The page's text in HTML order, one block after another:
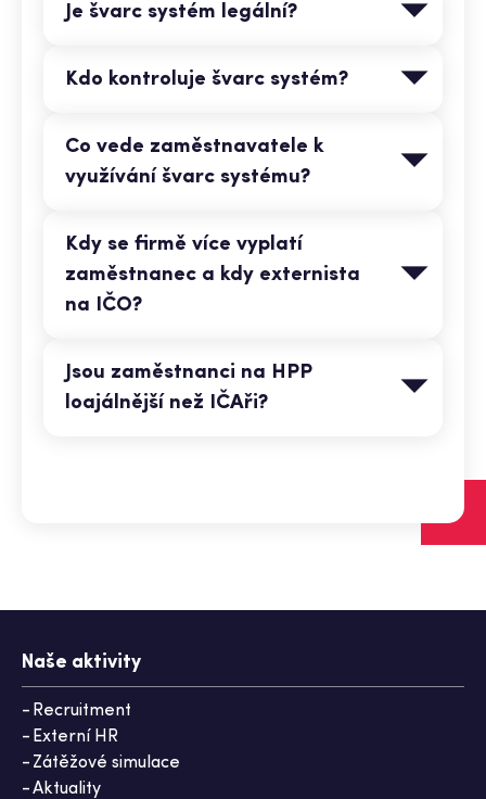
Je švarc systém legální?
Kdo kontroluje švarc systém?
Co vede zaměstnavatele k
využívání švarc systému?
Kdy se firmě více vyplatí
zaměstnanec a kdy externista
na IČO?
Jsou zaměstnanci na HPP
loajálnější než IČAři?
Naše aktivity
Recruitment
Externí HR
Zátěžové simulace
Aktuality